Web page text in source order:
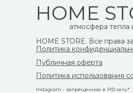
HOME
Политика использования
Публичная оферта
HOME STORE. Все права
Политика
Instagram - запрещенная в РФ сеть*
атмосфера тепла